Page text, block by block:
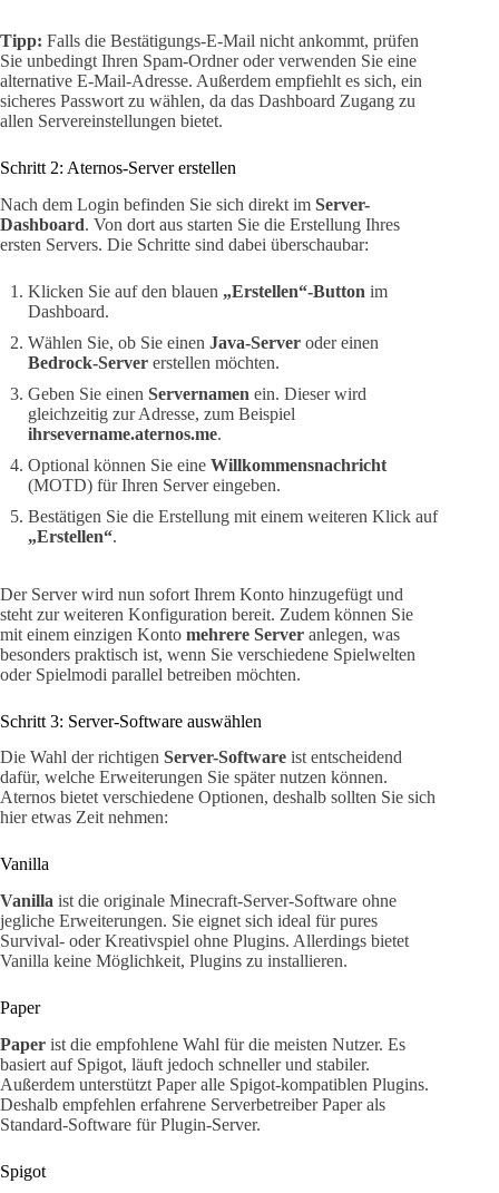
Tipp: Falls die Bestätigungs-E-Mail nicht ankommt, prüfen
Sie unbedingt Ihren Spam-Ordner oder verwenden Sie eine
alternative E-Mail-Adresse. Außerdem empfiehlt es sich, ein
sicheres Passwort zu wählen, da das Dashboard Zugang zu
allen Servereinstellungen bietet.
Schritt 2: Aternos-Server erstellen
Nach dem Login befinden Sie sich direkt im Server-
Dashboard. Von dort aus starten Sie die Erstellung Ihres
ersten Servers. Die Schritte sind dabei überschaubar:
Klicken Sie auf den blauen „Erstellen“-Button im
Dashboard.
Wählen Sie, ob Sie einen Java-Server oder einen
Bedrock-Server erstellen möchten.
Geben Sie einen Servernamen ein. Dieser wird
gleichzeitig zur Adresse, zum Beispiel
ihrsevername.aternos.me.
Optional können Sie eine Willkommensnachricht
(MOTD) für Ihren Server eingeben.
Bestätigen Sie die Erstellung mit einem weiteren Klick auf
„Erstellen“.
Der Server wird nun sofort Ihrem Konto hinzugefügt und
steht zur weiteren Konfiguration bereit. Zudem können Sie
mit einem einzigen Konto mehrere Server anlegen, was
besonders praktisch ist, wenn Sie verschiedene Spielwelten
oder Spielmodi parallel betreiben möchten.
Schritt 3: Server-Software auswählen
Die Wahl der richtigen Server-Software ist entscheidend
dafür, welche Erweiterungen Sie später nutzen können.
Aternos bietet verschiedene Optionen, deshalb sollten Sie sich
hier etwas Zeit nehmen:
Vanilla
Vanilla ist die originale Minecraft-Server-Software ohne
jegliche Erweiterungen. Sie eignet sich ideal für pures
Survival- oder Kreativspiel ohne Plugins. Allerdings bietet
Vanilla keine Möglichkeit, Plugins zu installieren.
Paper
Paper ist die empfohlene Wahl für die meisten Nutzer. Es
basiert auf Spigot, läuft jedoch schneller und stabiler.
Außerdem unterstützt Paper alle Spigot-kompatiblen Plugins.
Deshalb empfehlen erfahrene Serverbetreiber Paper als
Standard-Software für Plugin-Server.
Spigot